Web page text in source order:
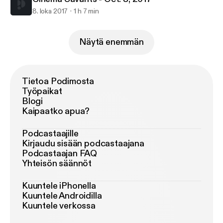
8. loka 2017 1 h 7 min
Näytä enemmän
Tietoa Podimosta
Työpaikat
Blogi
Kaipaatko apua?
Podcastaajille
Kirjaudu sisään podcastaajana
Podcastaajan FAQ
Yhteisön säännöt
Kuuntele iPhonella
Kuuntele Androidilla
Kuuntele verkossa